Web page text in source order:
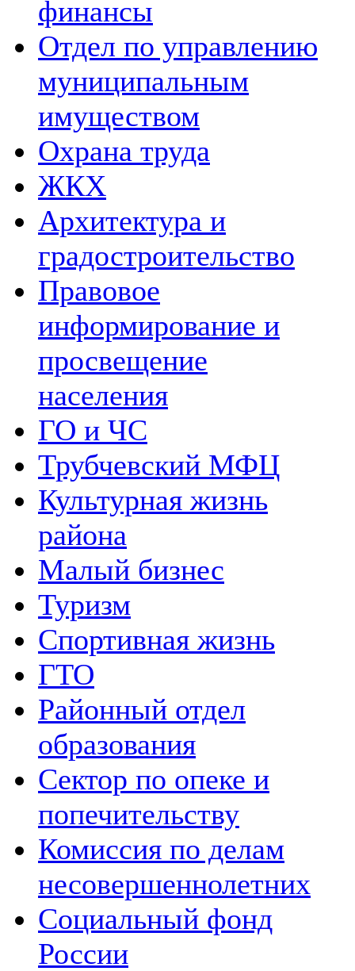
финансы
Отдел по управлению
муниципальным
имуществом
Охрана труда
ЖКХ
Архитектура и
градостроительство
Правовое
информирование и
просвещение
населения
ГО и ЧС
Трубчевский МФЦ
Культурная жизнь
района
Малый бизнес
Туризм
Спортивная жизнь
ГТО
Районный отдел
образования
Сектор по опеке и
попечительству
Комиссия по делам
несовершеннолетних
Социальный фонд
России